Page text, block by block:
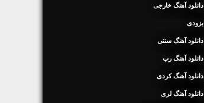
دانلود آهنگ خارجی
بزودی
دانلود آهنگ سنتی
دانلود آهنگ رپ
دانلود آهنگ کردی
دانلود آهنگ لری